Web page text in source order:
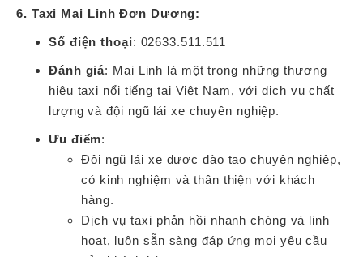
6. Taxi Mai Linh Đơn Dương:
Số điện thoại: 02633.511.511
Đánh giá: Mai Linh là một trong những thương
hiệu taxi nổi tiếng tại Việt Nam, với dịch vụ chất
lượng và đội ngũ lái xe chuyên nghiệp.
Ưu điểm:
Đội ngũ lái xe được đào tạo chuyên nghiệp,
có kinh nghiệm và thân thiện với khách
hàng.
Dịch vụ taxi phản hồi nhanh chóng và linh
hoạt, luôn sẵn sàng đáp ứng mọi yêu cầu